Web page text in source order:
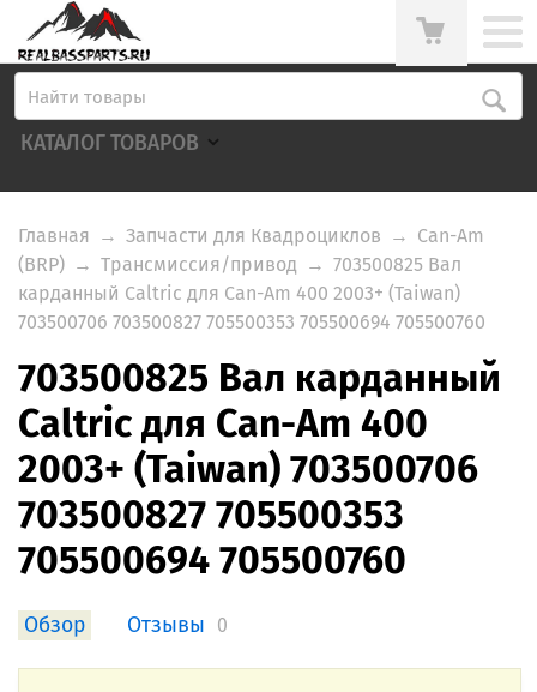
КАТАЛОГ ТОВАРОВ
Главная → Запчасти для Квадроциклов → Can-Am
(BRP) → Трансмиссия/привод → 703500825 Вал
карданный Caltric для Can-Am 400 2003+ (Taiwan)
703500706 703500827 705500353 705500694 705500760
703500825 Вал карданный
Caltric для Can-Am 400
2003+ (Taiwan) 703500706
703500827 705500353
705500694 705500760
Обзор Отзывы 0